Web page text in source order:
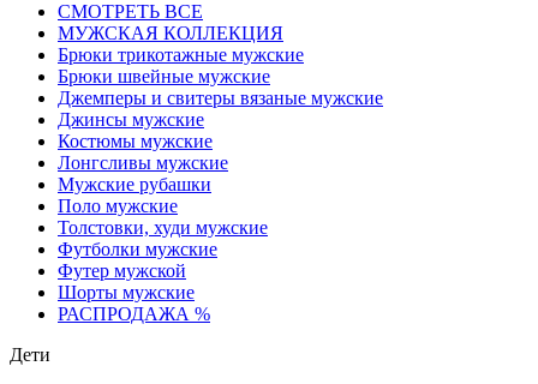
СМОТРЕТЬ ВСЕ
МУЖСКАЯ КОЛЛЕКЦИЯ
Брюки трикотажные мужские
Брюки швейные мужские
Джемперы и свитеры вязаные мужские
Джинсы мужские
Костюмы мужские
Лонгсливы мужские
Мужские рубашки
Поло мужские
Толстовки, худи мужские
Футболки мужские
Футер мужской
Шорты мужские
РАСПРОДАЖА %
Дети